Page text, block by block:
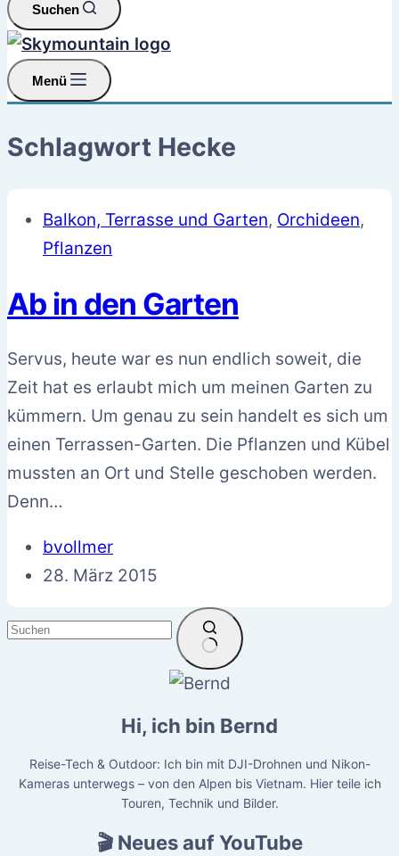
Suchen
Menü
Schlagwort Hecke
Balkon, Terrasse und Garten, Orchideen,
Pflanzen
Ab in den Garten
Servus, heute war es nun endlich soweit, die
Zeit hat es erlaubt mich um meinen Garten zu
kümmern. Um genau zu sein handelt es sich um
einen Terrassen-Garten. Die Pflanzen und Kübel
mussten an Ort und Stelle geschoben werden.
Denn…
bvollmer
28. März 2015
Hi, ich bin Bernd
Reise-Tech & Outdoor: Ich bin mit DJI-Drohnen und Nikon-
Kameras unterwegs – von den Alpen bis Vietnam. Hier teile ich
Touren, Technik und Bilder.
🎬 Neues auf YouTube